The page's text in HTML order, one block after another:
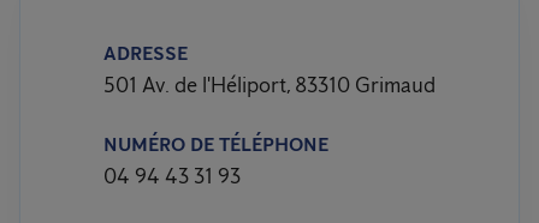
ADRESSE
501 Av. de l'Héliport, 83310 Grimaud
NUMÉRO DE TÉLÉPHONE
04 94 43 31 93